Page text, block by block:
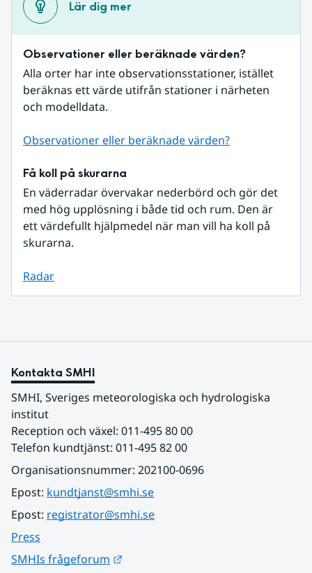
Lär dig mer
Observationer eller beräknade värden?
Alla orter har inte observationsstationer, istället
beräknas ett värde utifrån stationer i närheten
och modelldata.
Observationer eller beräknade värden?
Få koll på skurarna
En väderradar övervakar nederbörd och gör det
med hög upplösning i både tid och rum. Den är
ett värdefullt hjälpmedel när man vill ha koll på
skurarna.
Radar
Kontakta SMHI
SMHI, Sveriges meteorologiska och hydrologiska
institut
Reception och växel: 011-495 80 00
Telefon kundtjänst: 011-495 82 00
Organisationsnummer: 202100-0696
Epost: kundtjanst@smhi.se
Epost: registrator@smhi.se
Press
SMHIs frågeforum